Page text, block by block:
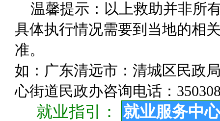
温馨提示：以上救助并非所
具体执行情况需要到当地的相
准。
如：广东清远市：清城区民政
心街道民政办咨询电话：
就业指引： 就业服务中心